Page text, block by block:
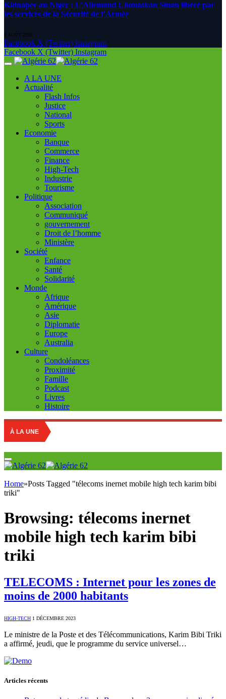
Kidnapee au Niger : L’Allemand Ulumaskan Sinan libéré par
les services de la Sécurité de l’Armée
8 AOÛT 2026
Facebook X (Twitter) Instagram
Facebook X (Twitter) Instagram
A LA UNE
Actualité
Flash Infos
Justice
National
Sports
Economie
Banque
Commerce
Finance
High-Tech
Industrie
Tourisme
Politique
Association
Communiqué
gouvernement
Droit de l’homme
Ministère
Société
Enfance
Santé
Solidarité
Monde
Afrique
Amérique
Asie
Diplomatie
Europe
Australia
Culture
Condoléances
Proximité
Famille
Podcast
Livres
Histoire
À LA UNE
Home»Posts Tagged "télecoms inernet mobile high tech karim bibi
triki"
Browsing: télecoms inernet
mobile high tech karim bibi
triki
TELECOMS : Internet pour les zones de
moins de 2000 habitants
HIGH-TECH 1 DÉCEMBRE 2023
Le ministre de la Poste et des Télécommunications, Karim Bibi Triki
a affirmé, jeudi, que le programme du service universel…
Articles récents